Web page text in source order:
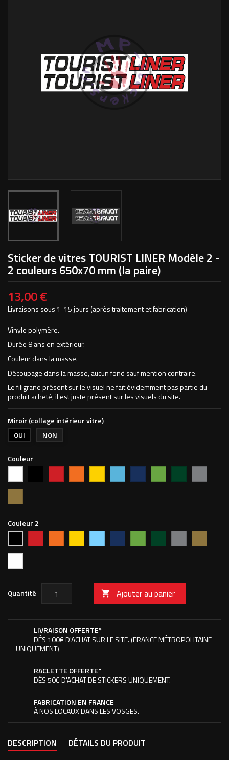
Sticker de vitres TOURIST LINER Modèle 2 -
2 couleurs 650x70 mm (la paire)
13,00 €
Livraisons sous 1-15 jours (après traitement et fabrication)
Vinyle polymère.
Durée 8 ans en extérieur.
Couleur dans la masse.
Découpage dans la masse, aucun fond sauf mention contraire.
Le filigrane présent sur le visuel ne fait évidemment pas partie du
produit acheté, il est juste présent sur les visuels du site.
Miroir (collage intérieur vitre)
OUI
NON
Couleur
vif
clair
foncé pommeforêt
Couleur 2
vif
ciel
foncé pommeforêt
Quantité  Ajouter au panier
LIVRAISON OFFERTE*
DÉS 100€ D'ACHAT SUR LE SITE. (FRANCE MÉTROPOLITAINE
UNIQUEMENT)
RACLETTE OFFERTE*
DÉS 50€ D'ACHAT DE STICKERS UNIQUEMENT.
FABRICATION EN FRANCE
À NOS LOCAUX DANS LES VOSGES.
DESCRIPTION DÉTAILS DU PRODUIT